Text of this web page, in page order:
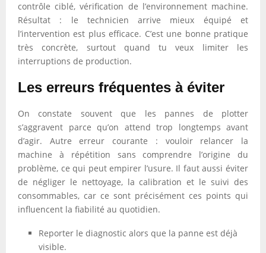
contrôle ciblé, vérification de l’environnement machine.
Résultat : le technicien arrive mieux équipé et
l’intervention est plus efficace. C’est une bonne pratique
très concrète, surtout quand tu veux limiter les
interruptions de production.
Les erreurs fréquentes à éviter
On constate souvent que les pannes de plotter
s’aggravent parce qu’on attend trop longtemps avant
d’agir. Autre erreur courante : vouloir relancer la
machine à répétition sans comprendre l’origine du
problème, ce qui peut empirer l’usure. Il faut aussi éviter
de négliger le nettoyage, la calibration et le suivi des
consommables, car ce sont précisément ces points qui
influencent la fiabilité au quotidien.
Reporter le diagnostic alors que la panne est déjà
visible.